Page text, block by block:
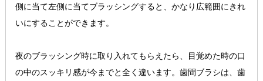
側に当て左側に当てブラッシングすると、かなり広範囲にきれ
いにすることができます。
夜のブラッシング時に取り入れてもらえたら、目覚めた時の口
の中のスッキリ感が今までと全く違います。歯間ブラシは、歯